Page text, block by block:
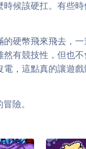
候該硬扛。有些
硬幣飛來飛去，
有競技性，但也
，這點真的讓遊
險。